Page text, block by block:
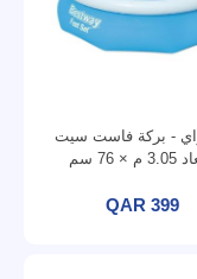
- بركة فاست سيت
× 76 سم
QAR 399